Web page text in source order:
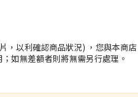
，以利確認商品狀況) ，您與本商店
如無差額者則將無需另行處理。